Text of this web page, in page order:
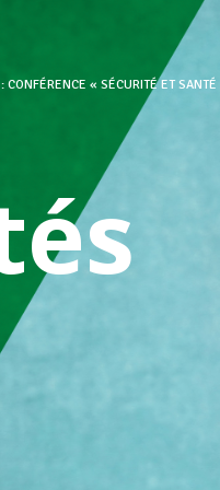
CONFÉRENCE « SÉCURITÉ ET